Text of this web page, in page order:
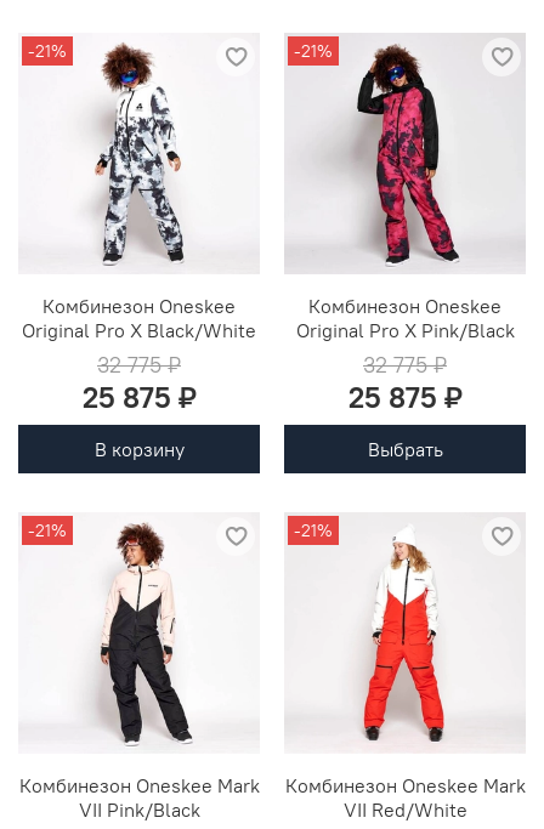
-21%
Комбинезон Oneskee
Original Pro X Black/White
32 775 ₽
25 875 ₽
В корзину
-21%
Комбинезон Oneskee
Original Pro X Pink/Black
32 775 ₽
25 875 ₽
Выбрать
-21%
Комбинезон Oneskee Mark
VII Pink/Black
-21%
Комбинезон Oneskee Mark
VII Red/White